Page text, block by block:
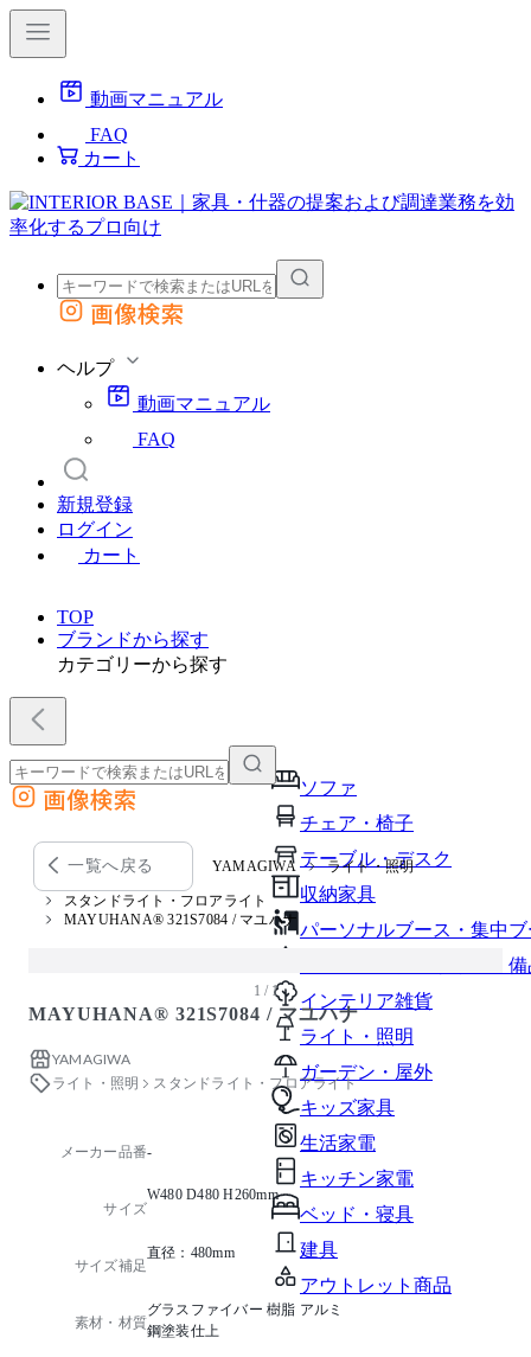
動画マニュアル
FAQ
カート
外部サイトの商品をカートに追加
画像検索
ヘルプ
動画マニュアル
FAQ
新規登録
ログイン
カート
TOP
ブランドから探す
カテゴリーから探す
ソファ
チェア・椅子
テーブル・デスク
収納家具
パーソナルブース・集中
オフィスアクセサリー・
インテリア雑貨
ライト・照明
ガーデン・屋外
キッズ家具
生活家電
キッチン家電
ベッド・寝具
建具
アウトレット商品
外部サイトの商品をカートに追加
他のサイトで見つけた商品ページのURLを貼り付けて、カートに追加できます
画像検索
一覧へ戻る YAMAGIWA ライト・照明
スタンドライト・フロアライト
MAYUHANA® 321S7084 / マユハナ
1 / 1
MAYUHANA® 321S7084 / マユハナ
YAMAGIWA
ライト・照明
スタンドライト・フロアライト
メーカー品番-
サイズ
W480 D480 H260mm
サイズ補足
直径：480mm
素材・材質
グラスファイバー 樹脂 アルミ
鋼塗装仕上